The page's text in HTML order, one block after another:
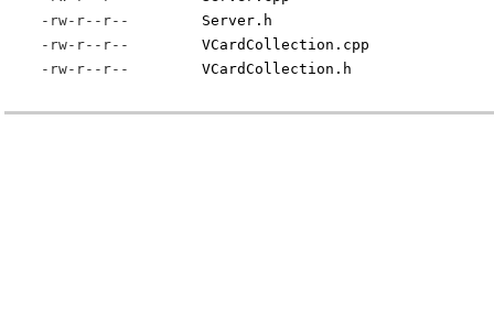
-rw-r--r--
Server.h
-rw-r--r--
VCardCollection.cpp
-rw-r--r--
VCardCollection.h